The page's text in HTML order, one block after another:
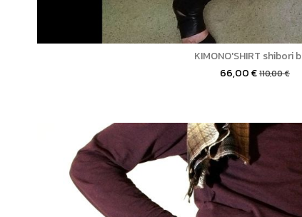
KIMONO'SHIRT shibori
66,00 €110,00 €